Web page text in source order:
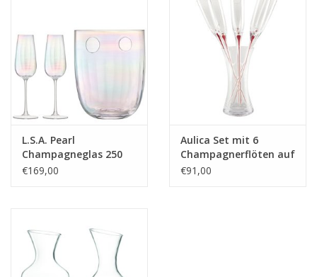
L.S.A. Pearl
Champagneglas 250
ml Set van 2 Stuks
€169,00
Aulica Set mit 6
Champagnerflöten auf
einem Stiel
€91,00